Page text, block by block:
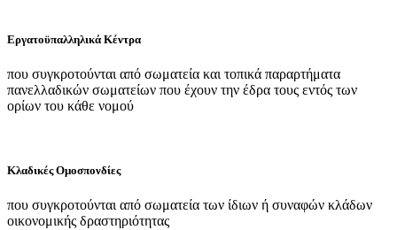
Εργατοϋπαλληλικά Κέντρα
που συγκροτούνται από σωματεία και τοπικά παραρτήματα
πανελλαδικών σωματείων που έχουν την έδρα τους εντός των
ορίων του κάθε νομού
Κλαδικές Ομοσπονδίες
που συγκροτούνται από σωματεία των ίδιων ή συναφών κλάδων
οικονομικής δραστηριότητας